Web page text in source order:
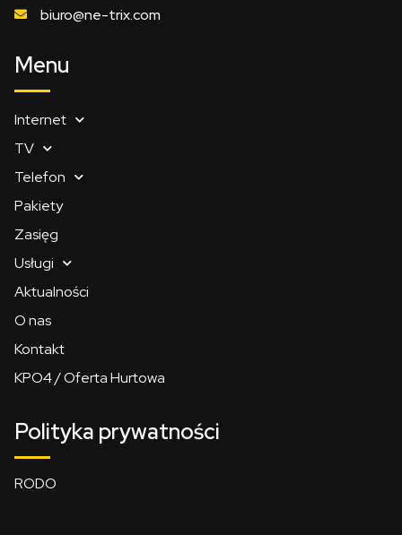
biuro@ne-trix.com
Menu
Internet
TV
Telefon
Pakiety
Zasięg
Usługi
Aktualności
O nas
Kontakt
KPO4 / Oferta Hurtowa
Polityka prywatności
RODO